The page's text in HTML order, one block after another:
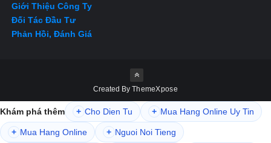
Giới Thiệu Công Ty
Đối Tác Đầu Tư
Phản Hồi, Đánh Giá
Created By ThemeXpose
Khám phá thêm + Cho Dien Tu + Mua Hang Online Uy Tin
+ Mua Hang Online + Nguoi Noi Tieng